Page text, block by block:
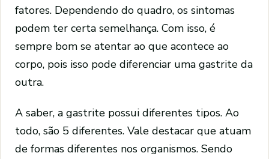
fatores. Dependendo do quadro, os sintomas
podem ter certa semelhança. Com isso, é
sempre bom se atentar ao que acontece ao
corpo, pois isso pode diferenciar uma gastrite da
outra.
A saber, a gastrite possui diferentes tipos. Ao
todo, são 5 diferentes. Vale destacar que atuam
de formas diferentes nos organismos. Sendo